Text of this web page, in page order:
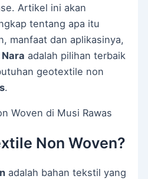
Artikel ini akan
tentang apa itu
manfaat dan aplikasinya,
adalah pilihan terbaik
geotextile non
.
Non Woven?
adalah bahan tekstil yang